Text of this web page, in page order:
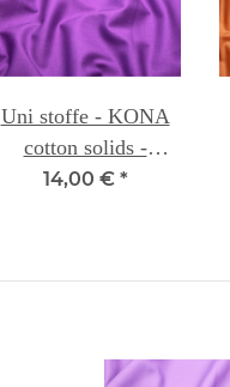
Uni stoffe - KONA
cotton solids -
MULBERRY 055B
14,00 € *